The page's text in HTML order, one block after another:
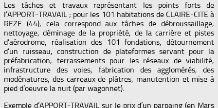
Les tâches et travaux représentant les points forts de
l’APPORT-TRAVAIL ; pour les 101 habitations de CLAIRE-CITE à
REZE (44), cela correspond aux tâches de débroussaillage,
nettoyage, déminage de la propriété, de la carrière et pistes
d’aérodrome, réalisation des 101 fondations, détournement
d’un ruisseau, construction de plateformes servant pour la
préfabrication, terrassements pour les réseaux de viabilité,
infrastructure des voies, fabrication des agglomérés, des
modénatures, des carreaux de plâtres, manutention et mise à
pied d’oeuvre la nuit (par wagonnet).
Exemple d’APPORT-TRAVAIL sur le prix d’un parpaing (en Mars